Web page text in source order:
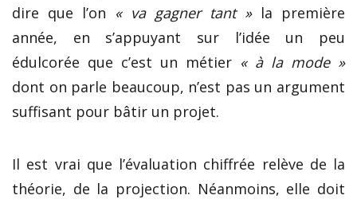
dire que l’on « va gagner tant » la première
année, en s’appuyant sur l’idée un peu
édulcorée que c’est un métier « à la mode »
dont on parle beaucoup, n’est pas un argument
suffisant pour bâtir un projet.
Il est vrai que l’évaluation chiffrée relève de la
théorie, de la projection. Néanmoins, elle doit